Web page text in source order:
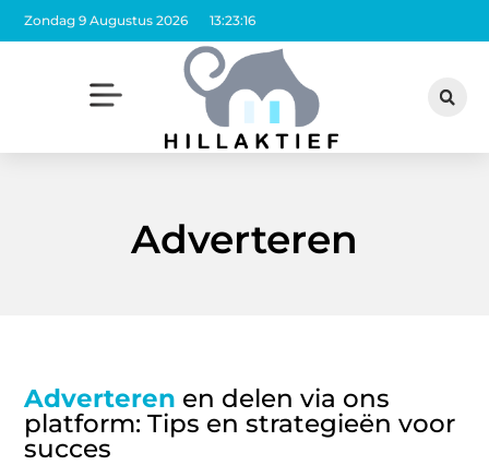
Zondag 9 Augustus 2026 13:23:16
Adverteren
Adverteren​​ en delen via ons
platform: Tips en strategieën voor
succes